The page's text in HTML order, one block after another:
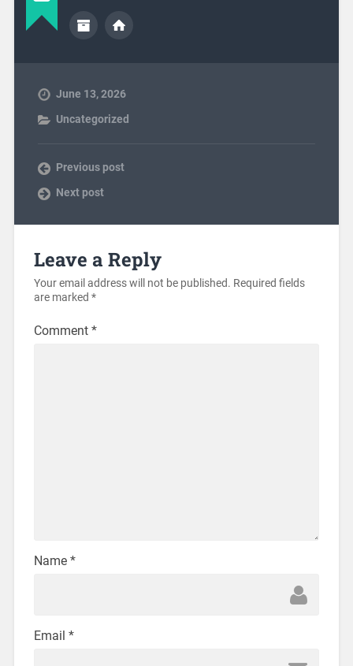
June 13, 2026
Uncategorized
Previous post
Next post
Leave a Reply
Your email address will not be published. Required fields
are marked *
Comment *
Name *
Email *